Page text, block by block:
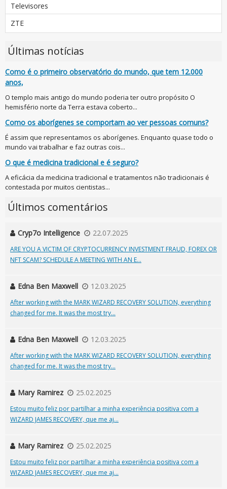
Televisores
ZTE
Últimas notícias
Como é o primeiro observatório do mundo, que tem 12.000
anos,
O templo mais antigo do mundo poderia ter outro propósito O
hemisfério norte da Terra estava coberto...
Como os aborígenes se comportam ao ver pessoas comuns?
É assim que representamos os aborígenes. Enquanto quase todo o
mundo vai trabalhar e faz outras cois...
O que é medicina tradicional e é seguro?
A eficácia da medicina tradicional e tratamentos não tradicionais é
contestada por muitos cientistas...
Últimos comentários
Cryp7o Intelligence 22.07.2025
ARE YOU A VICTIM OF CRYPTOCURRENCY INVESTMENT FRAUD, FOREX OR
NFT SCAM? SCHEDULE A MEETING WITH AN E...
Edna Ben Maxwell 12.03.2025
After working with the MARK WIZARD RECOVERY SOLUTION, everything
changed for me. It was the most try...
Edna Ben Maxwell 12.03.2025
After working with the MARK WIZARD RECOVERY SOLUTION, everything
changed for me. It was the most try...
Mary Ramirez 25.02.2025
Estou muito feliz por partilhar a minha experiência positiva com a
WIZARD JAMES RECOVERY, que me aj...
Mary Ramirez 25.02.2025
Estou muito feliz por partilhar a minha experiência positiva com a
WIZARD JAMES RECOVERY, que me aj...